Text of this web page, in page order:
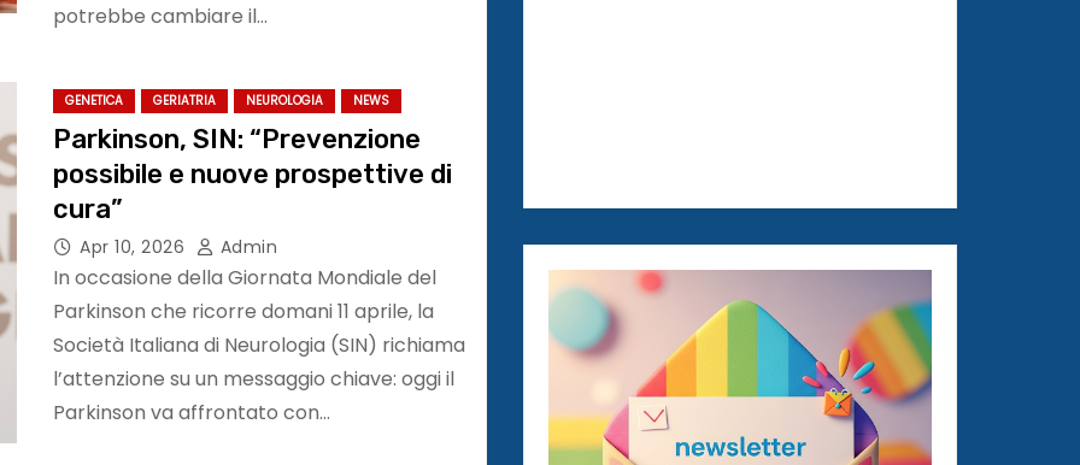
potrebbe cambiare il…
GENETICA GERIATRIA NEUROLOGIA NEWS
Parkinson, SIN: “Prevenzione
possibile e nuove prospettive di
cura”
Apr 10, 2026 Admin
In occasione della Giornata Mondiale del
Parkinson che ricorre domani 11 aprile, la
Società Italiana di Neurologia (SIN) richiama
l’attenzione su un messaggio chiave: oggi il
Parkinson va affrontato con…